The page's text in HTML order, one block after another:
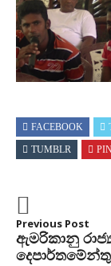
FACEBOOK
TUMBLR
Previous Post
ඇමරිකානු